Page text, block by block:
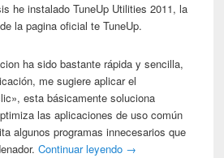
he instalado TuneUp Utilities 2011, la
la pagina oficial te TuneUp.
ha sido bastante rápida y sencilla,
me sugiere aplicar el
esta básicamente soluciona
las aplicaciones de uso común
algunos programas innecesarios que
Continuar leyendo →